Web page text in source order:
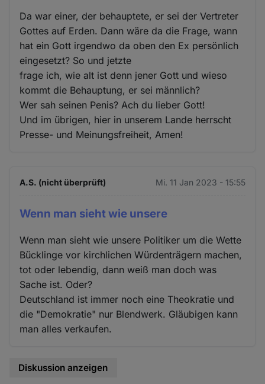
Da war einer, der behauptete, er sei der Vertreter
Gottes auf Erden. Dann wäre da die Frage, wann
hat ein Gott irgendwo da oben den Ex persönlich
eingesetzt? So und jetzte
frage ich, wie alt ist denn jener Gott und wieso
kommt die Behauptung, er sei männlich?
Wer sah seinen Penis? Ach du lieber Gott!
Und im übrigen, hier in unserem Lande herrscht
Presse- und Meinungsfreiheit, Amen!
A.S. (nicht überprüft) Mi. 11 Jan 2023 - 15:55
Wenn man sieht wie unsere
Wenn man sieht wie unsere Politiker um die Wette
Bücklinge vor kirchlichen Würdenträgern machen,
tot oder lebendig, dann weiß man doch was
Sache ist. Oder?
Deutschland ist immer noch eine Theokratie und
die "Demokratie" nur Blendwerk. Gläubigen kann
man alles verkaufen.
Diskussion anzeigen